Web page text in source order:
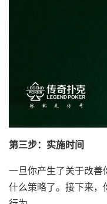
第三步：实施时间
一旦你产生了关于改善
什么策略了。接下来，